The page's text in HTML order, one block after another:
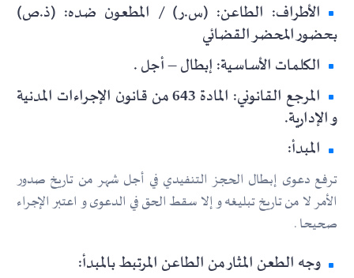
الأطراف: الطاعن: (س.ر) / المطعون ضده: (ذ.ص)
بحضور المحضر القضائي
الكلمات الأساسية: إبطال – أجل .
المرجع القانوني: المادة 643 من قانون الإجراءات المدنية
و الإدارية.
المبدأ:
ترفع دعوى إبطال الحجز التنفيدي في أجل شهر من تاريخ صدور
الأمر لا من تاريخ تبليغه و إلا سقط الحق في الدعوى و اعتبر الإجراء
صحيحا .
وجه الطعن المثار من الطاعن المرتبط بالمبدأ: